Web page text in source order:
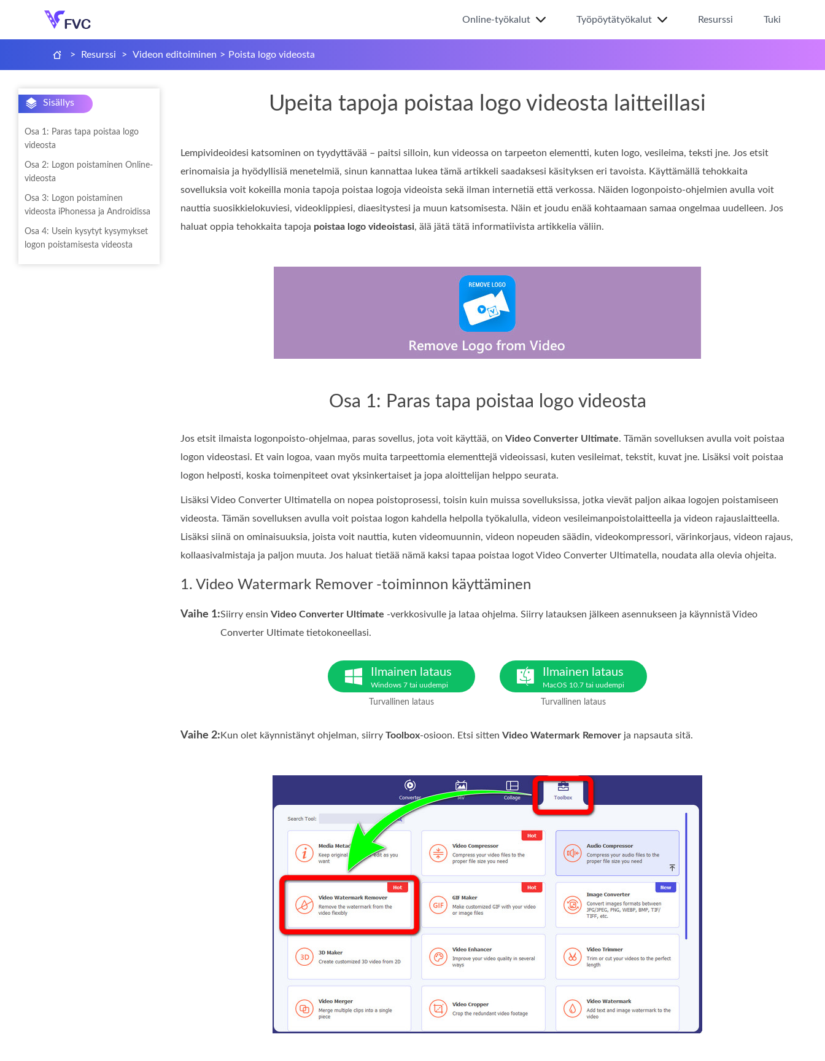
Online-työkalut Työpöytätyökalut Resurssi Tuki
> Resurssi > Videon editoiminen > Poista logo videosta
Sisällys
Osa 1: Paras tapa poistaa logo
videosta
Osa 2: Logon poistaminen Online-
videosta
Osa 3: Logon poistaminen
videosta iPhonessa ja Androidissa
Osa 4: Usein kysytyt kysymykset
logon poistamisesta videosta
Upeita tapoja poistaa logo videosta laitteillasi
Lempivideoidesi katsominen on tyydyttävää – paitsi silloin, kun videossa on tarpeeton elementti, kuten logo, vesileima, teksti jne. Jos etsit
erinomaisia ja hyödyllisiä menetelmiä, sinun kannattaa lukea tämä artikkeli saadaksesi käsityksen eri tavoista. Käyttämällä tehokkaita
sovelluksia voit kokeilla monia tapoja poistaa logoja videoista sekä ilman internetiä että verkossa. Näiden logonpoisto-ohjelmien avulla voit
nauttia suosikkielokuviesi, videoklippiesi, diaesitystesi ja muun katsomisesta. Näin et joudu enää kohtaamaan samaa ongelmaa uudelleen. Jos
haluat oppia tehokkaita tapoja poistaa logo videoistasi, älä jätä tätä informatiivista artikkelia väliin.
Osa 1: Paras tapa poistaa logo videosta
Jos etsit ilmaista logonpoisto-ohjelmaa, paras sovellus, jota voit käyttää, on Video Converter Ultimate. Tämän sovelluksen avulla voit poistaa
logon videostasi. Et vain logoa, vaan myös muita tarpeettomia elementtejä videoissasi, kuten vesileimat, tekstit, kuvat jne. Lisäksi voit poistaa
logon helposti, koska toimenpiteet ovat yksinkertaiset ja jopa aloittelijan helppo seurata.
Lisäksi Video Converter Ultimatella on nopea poistoprosessi, toisin kuin muissa sovelluksissa, jotka vievät paljon aikaa logojen poistamiseen
videosta. Tämän sovelluksen avulla voit poistaa logon kahdella helpolla työkalulla, videon vesileimanpoistolaitteella ja videon rajauslaitteella.
Lisäksi siinä on ominaisuuksia, joista voit nauttia, kuten videomuunnin, videon nopeuden säädin, videokompressori, värinkorjaus, videon rajaus,
kollaasivalmistaja ja paljon muuta. Jos haluat tietää nämä kaksi tapaa poistaa logot Video Converter Ultimatella, noudata alla olevia ohjeita.
1. Video Watermark Remover -toiminnon käyttäminen
Vaihe 1:Siirry ensin Video Converter Ultimate -verkkosivulle ja lataa ohjelma. Siirry latauksen jälkeen asennukseen ja käynnistä Video
Converter Ultimate tietokoneellasi.
Ilmainen lataus
Windows 7 tai uudempi
Turvallinen lataus
Ilmainen lataus
MacOS 10.7 tai uudempi
Turvallinen lataus
Vaihe 2: Kun olet käynnistänyt ohjelman, siirry Toolbox-osioon. Etsi sitten Video Watermark Remover ja napsauta sitä.